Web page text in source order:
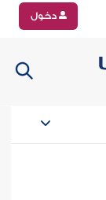
دخول